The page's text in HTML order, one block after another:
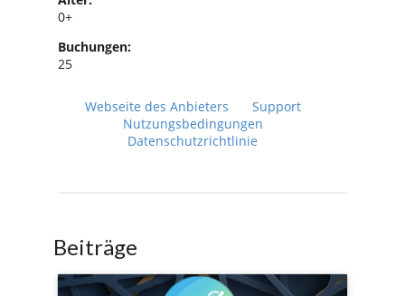
0+
Buchungen:
25
Webseite des Anbieters
Support
Nutzungsbedingungen
Datenschutzrichtlinie
Beiträge